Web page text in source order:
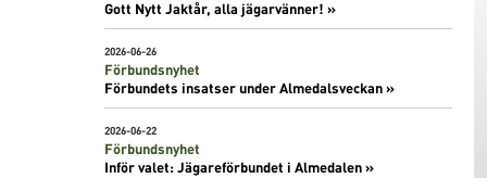
Gott Nytt Jaktår, alla jägarvänner! »
2026-06-26
Förbundsnyhet
Förbundets insatser under Almedalsveckan »
2026-06-22
Förbundsnyhet
Inför valet: Jägareförbundet i Almedalen »